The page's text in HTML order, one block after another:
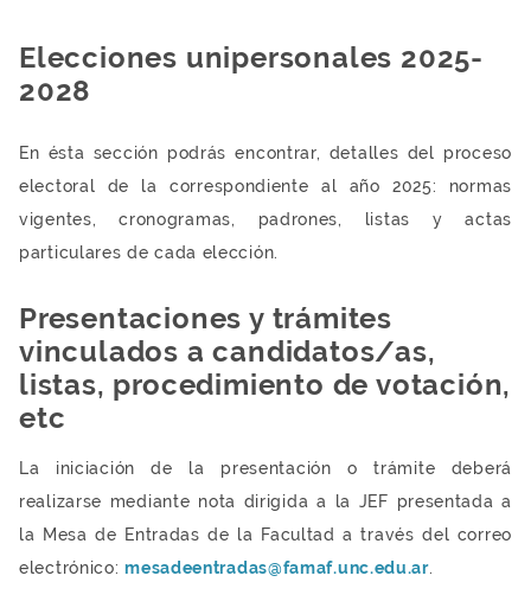
Elecciones unipersonales 2025-
2028
En ésta sección podrás encontrar, detalles del proceso
electoral de la correspondiente al año 2025: normas
vigentes, cronogramas, padrones, listas y actas
particulares de cada elección.
Presentaciones y trámites
vinculados a candidatos/as,
listas, procedimiento de votación,
etc
La iniciación de la presentación o trámite deberá
realizarse mediante nota dirigida a la JEF presentada a
la Mesa de Entradas de la Facultad a través del correo
electrónico:mesadeentradas@famaf.unc.edu.ar.